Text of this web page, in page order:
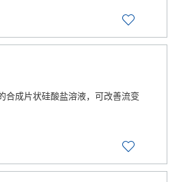
合成片状硅酸盐溶液，可改善流变